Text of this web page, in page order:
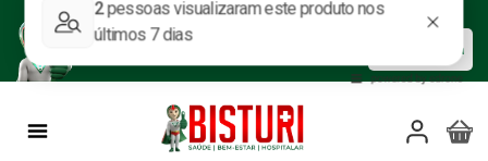
Baixe nosso APP e aproveite as
Baixar agora